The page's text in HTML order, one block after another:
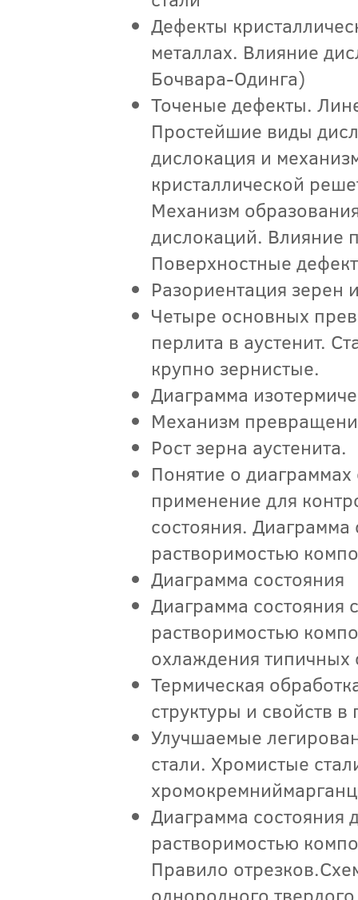
Дефекты
металлах. Влияние
Бочвара-Одинга)
Точеные дефекты.
Простейшие виды
дислокация и
кристаллической
Механизм
дислокаций. Влияние
Поверхностные
Разориентация зерен
Четыре основных
перлита в аустенит.
крупно зернистые.
Диаграмма
Механизм
Рост зерна аустенита.
Понятие о
применение для
состояния.
растворимостью
Диаграмма состояния
Диаграмма состояния
растворимостью
охлаждения типичных
Термическая
структуры и свойств
Улучшаемые
стали. Хромистые
Диаграмма состояния
растворимостью
Правило